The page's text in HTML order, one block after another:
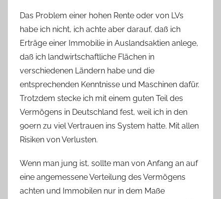
Das Problem einer hohen Rente oder von LVs
habe ich nicht, ich achte aber darauf, daß ich
Erträge einer Immobilie in Auslandsaktien anlege,
daß ich landwirtschaftliche Flächen in
verschiedenen Ländern habe und die
entsprechenden Kenntnisse und Maschinen dafür.
Trotzdem stecke ich mit einem guten Teil des
Vermögens in Deutschland fest, weil ich in den
90ern zu viel Vertrauen ins System hatte. Mit allen
Risiken von Verlusten.
Wenn man jung ist, sollte man von Anfang an auf
eine angemessene Verteilung des Vermögens
achten und Immobilen nur in dem Maße